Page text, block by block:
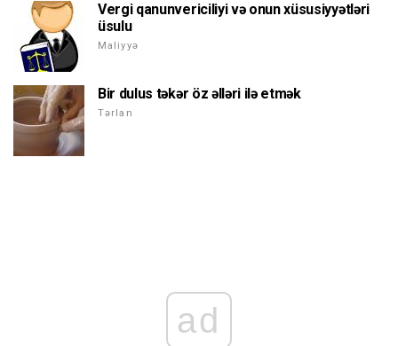
Vergi qanunvericiliyi və onun xüsusiyyətləri
üsulu
Maliyyə
Bir dulus təkər öz əlləri ilə etmək
Tərlan
ad